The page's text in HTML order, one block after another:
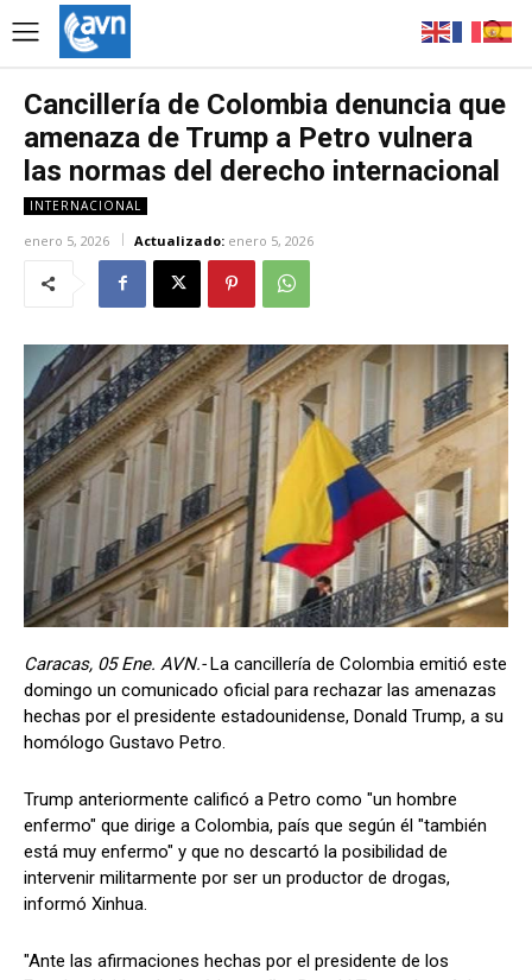
Cancillería de Colombia denuncia que
amenaza de Trump a Petro vulnera
las normas del derecho internacional
INTERNACIONAL
enero 5, 2026 Actualizado: enero 5, 2026
Caracas, 05 Ene. AVN.-La cancillería de Colombia emitió este
domingo un comunicado oficial para rechazar las amenazas
hechas por el presidente estadounidense, Donald Trump, a su
homólogo Gustavo Petro.
Trump anteriormente calificó a Petro como "un hombre
enfermo" que dirige a Colombia, país que según él "también
está muy enfermo" y que no descartó la posibilidad de
intervenir militarmente por ser un productor de drogas,
informó Xinhua.
"Ante las afirmaciones hechas por el presidente de los